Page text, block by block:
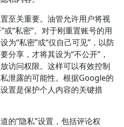
至关重要。油管允许用户将视
或“私密”。对于刚重置账号的用
为“私密”或“仅自己可见”，以防
分享，才将其设为“不公开”，
访问权限。这样可以有效控制
泄露的可能性。根据Google的
置是保护个人内容的关键措
的“隐私”设置，包括评论权